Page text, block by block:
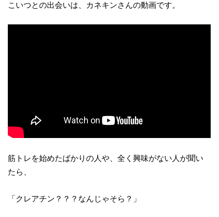
こいつとの出会いは、カネキンさんの動画です。
筋トレを始めたばかりの人や、全く興味がない人が聞い
たら、
「クレアチン？？？なんじゃそら？」